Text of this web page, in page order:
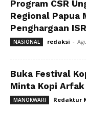
Program CSR
Regional Papua
Penghargaan
NASIONAL redaksi -
Buka Festival
Minta Kopi
MANOKWARI Redaktur